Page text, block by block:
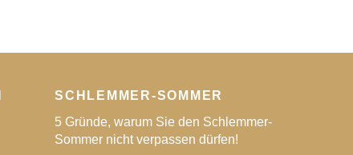
SCHLEMMER-SOMMER
5 Gründe, warum Sie den Schlemmer-
Sommer nicht verpassen dürfen!